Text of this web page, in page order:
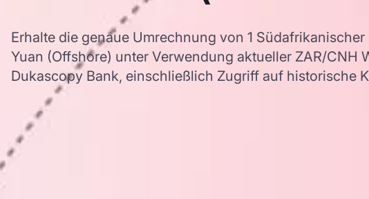
Erhalte die genaue Umrechnung von 1
Yuan (Offshore) unter Verwendung aktueller ZAR/CNH
Dukascopy Bank, einschließlich Zugriff auf historische